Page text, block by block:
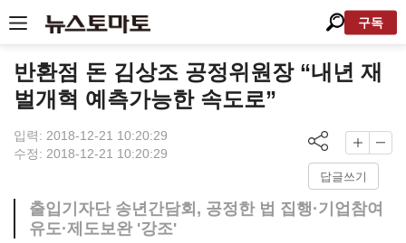
구독
반환점 돈 김상조 공정위원장 “내년 재
벌개혁 예측가능한 속도로”
입력: 2018-12-21 10:20:29
수정: 2018-12-21 10:20:29
답글쓰기
출입기자단 송년간담회, 공정한 법 집행·기업참여
유도·제도보완 '강조'